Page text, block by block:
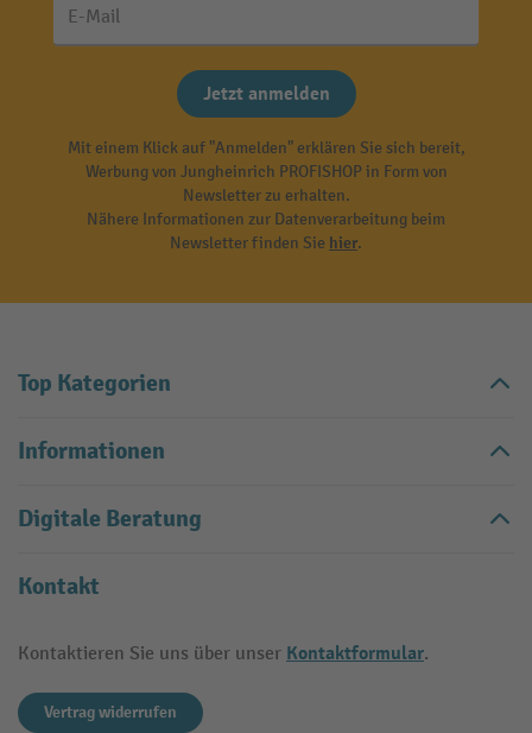
E-Mail
Jetzt anmelden
Mit einem Klick auf "Anmelden" erklären Sie sich bereit,
Werbung von Jungheinrich PROFISHOP in Form von
Newsletter zu erhalten.
Nähere Informationen zur Datenverarbeitung beim
Newsletter finden Sie hier.
Top Kategorien
Informationen
Digitale Beratung
Kontakt
Kontaktieren Sie uns über unser Kontaktformular.
Vertrag widerrufen